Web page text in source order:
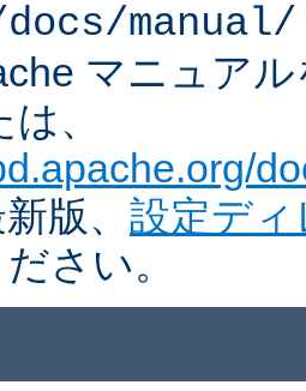
manual/
マニュア
、
版、 設定デ
さい。